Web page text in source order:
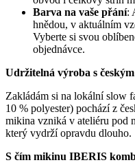
Barva na vaše přání:
hnědou, v aktuálním
Vyberte si svou
objednávce.
Udržitelná výroba s
Zakládám si na lokální slow
10 % polyester) pochází z
mikina vzniká v ateliéru pod
který vydrží opravdu dlouho.
S čím mikinu IBERIS